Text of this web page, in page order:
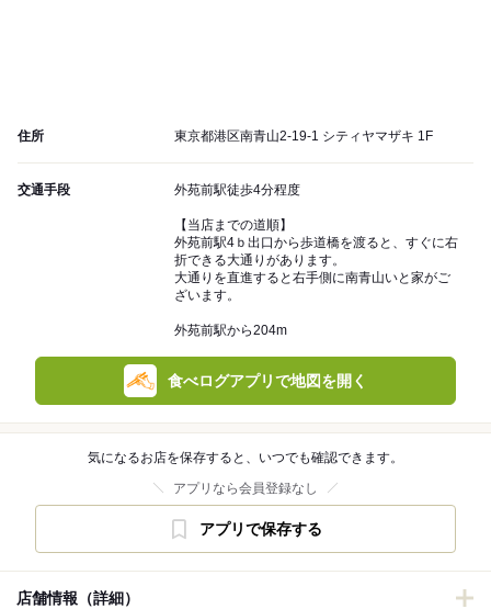
住所 東京都港区南青山2-19-1 シティヤマザキ 1F
交通手段 外苑前駅徒歩4分程度
【当店までの道順】
外苑前駅4ｂ出口から歩道橋を渡ると、すぐに右
折できる大通りがあります。
大通りを直進すると右手側に南青山いと家がご
ざいます。
外苑前駅から204m
食べログアプリで地図を開く
気になるお店を保存すると、いつでも確認できます。
アプリなら会員登録なし
アプリで保存する
店舗情報（詳細）